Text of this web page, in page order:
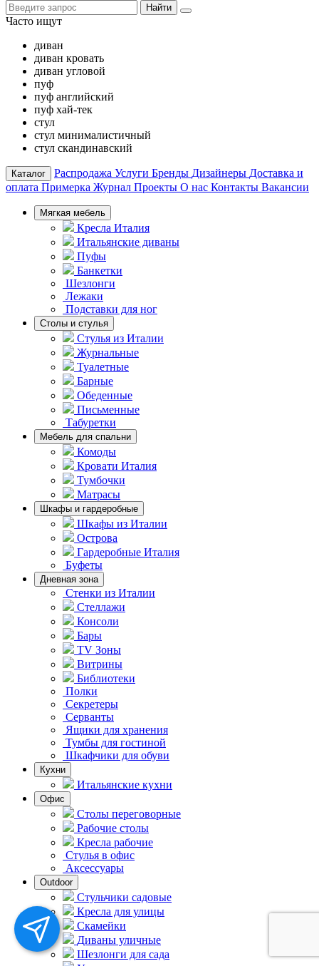
Найти
Часто ищут
диван
диван кровать
диван угловой
пуф
пуф английский
пуф хай-тек
стул
стул минималистичный
стул скандинавский
Каталог Распродажа Услуги Бренды Дизайнеры Доставка и
оплата Примерка Журнал Проекты О нас Контакты Вакансии
Мягкая мебель
Кресла Италия
Итальянские диваны
Пуфы
Банкетки
Шезлонги
Лежаки
Подставки для ног
Столы и стулья
Стулья из Италии
Журнальные
Туалетные
Барные
Обеденные
Письменные
Табуретки
Мебель для спальни
Комоды
Кровати Италия
Тумбочки
Матрасы
Шкафы и гардеробные
Шкафы из Италии
Острова
Гардеробные Италия
Буфеты
Дневная зона
Стенки из Италии
Стеллажи
Консоли
Бары
TV Зоны
Витрины
Библиотеки
Полки
Секретеры
Серванты
Ящики для хранения
Тумбы для гостиной
Шкафчики для обуви
Кухни
Итальянские кухни
Офис
Столы переговорные
Рабочие столы
Кресла рабочие
Стулья в офис
Аксессуары
Outdoor
Стульчики садовые
Кресла для улицы
Скамейки
Диваны уличные
Шезлонги для сада